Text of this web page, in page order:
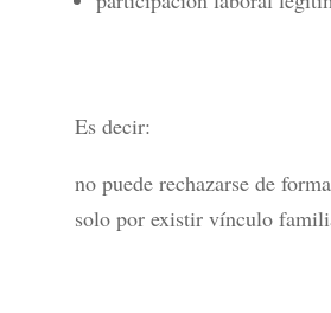
Es decir:
no puede rechazarse de
solo por existir vínculo